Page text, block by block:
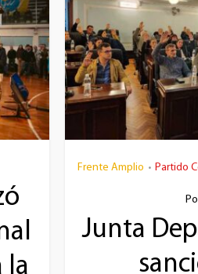
la
Frente Amplio • Partido
Junta